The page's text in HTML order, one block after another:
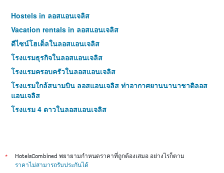
Hostels in ลอสแอนเจลิส
Vacation rentals in ลอสแอนเจลิส
ดีไซน์โฮเต็ลในลอสแอนเจลิส
โรงแรมธุรกิจในลอสแอนเจลิส
โรงแรมครอบครัวในลอสแอนเจลิส
โรงแรมใกล้สนามบิน ลอสแอนเจลิส ท่าอากาศยานนานาชาติลอส
แอนเจลิส
โรงแรม 4 ดาวในลอสแอนเจลิส
*
HotelsCombined พยายามกำหนดราคาที่ถูกต้องเสมอ อย่างไรก็ตาม
ราคาไม่สามารถรับประกันได้